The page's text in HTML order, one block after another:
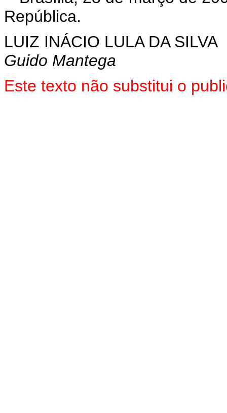
República.
LUIZ INÁCIO LULA DA SILVA
Guido Mantega
Este texto não substitui o